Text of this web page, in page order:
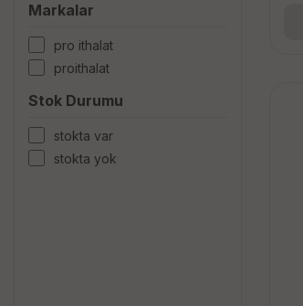
Markalar
pro i̇thalat
proithalat
Stok Durumu
stokta var
stokta yok